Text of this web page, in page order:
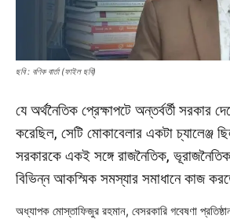
ছবি : বণিক বার্তা (ফাইল ছবি)
যে অর্থনৈতিক প্রেক্ষাপটে অন্তর্বর্তী সরকার
করেছিল, সেটি মোকাবেলার একটা চ্যালেঞ্জ
সরকারকে একই সঙ্গে রাজনৈতিক,
বিভিন্ন আকস্মিক সমস্যার সমাধানে কাজ
অধ্যাপক মোস্তাফিজুর রহমান, বেসরকারি গবেষণা